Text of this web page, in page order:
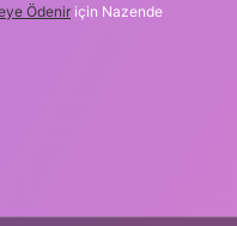
Ödenir için Nazende